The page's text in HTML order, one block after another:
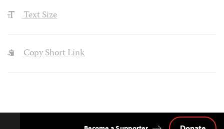
Text Size
Copy Short Link